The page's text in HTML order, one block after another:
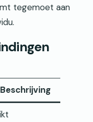
tegemoet aan
Beschrijving